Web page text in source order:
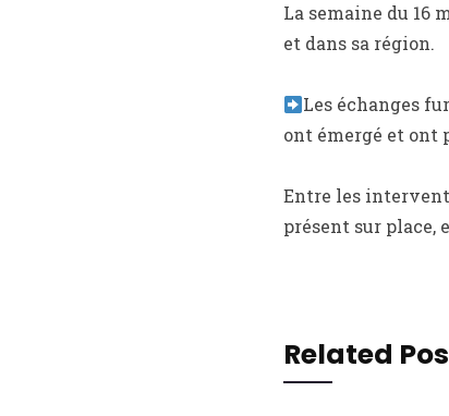
La semaine du 16
et dans sa région.
Les échanges
ont émergé et ont
Entre les
présent sur place,
Related